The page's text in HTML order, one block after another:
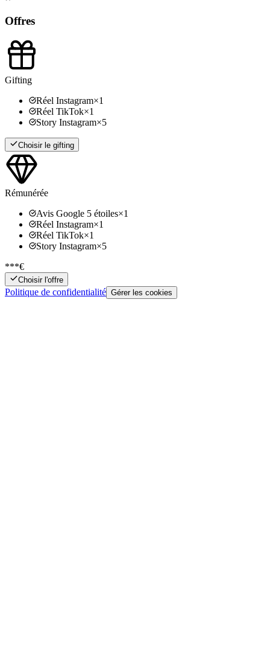
Offres
Gifting
Réel Instagram×1
Réel TikTok×1
Story Instagram×5
Choisir le gifting
Rémunérée
Avis Google 5 étoiles×1
Réel Instagram×1
Réel TikTok×1
Story Instagram×5
***€
Choisir l'offre
Politique de confidentialité Gérer les cookies